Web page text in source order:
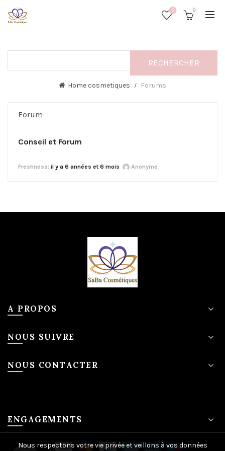
0 0
Home cosmetiques Forums
Forum
Conseil et Forum
il y a 6 années et 6 mois Anonyme
A PROPOS
NOUS SUIVRE
NOUS CONTACTER
ENGAGEMENTS
Nous respectons votre vie privée et veillons à vos données